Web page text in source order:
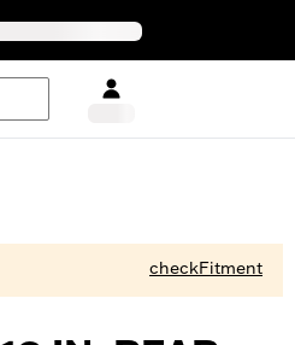
checkFitment